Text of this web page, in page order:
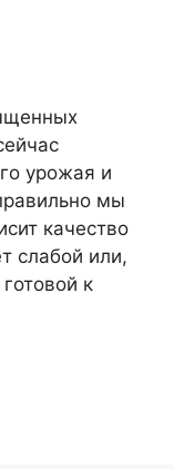
урожая и
мы
качество
слабой или,
к